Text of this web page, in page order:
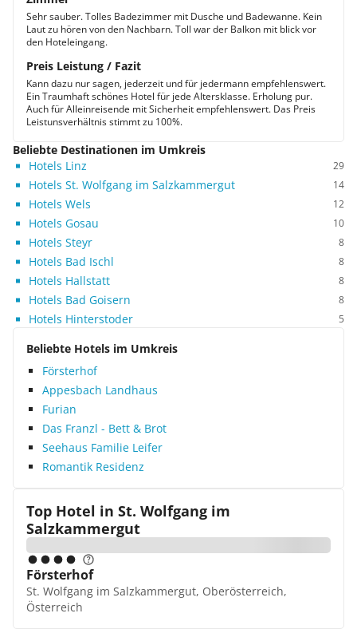
Sehr sauber. Tolles Badezimmer mit Dusche und Badewanne. Kein
Laut zu hören von den Nachbarn. Toll war der Balkon mit blick vor
den Hoteleingang.
Preis Leistung / Fazit
Kann dazu nur sagen, jederzeit und für jedermann empfehlenswert.
Ein Traumhaft schönes Hotel für jede Altersklasse. Erholung pur.
Auch für Alleinreisende mit Sicherheit empfehlenswert. Das Preis
Leistunsverhältnis stimmt zu 100%.
Beliebte Destinationen im Umkreis
Hotels Linz
29
Hotels St. Wolfgang im Salzkammergut 14
Hotels Wels 12
Hotels Gosau 10
Hotels Steyr 8
Hotels Bad Ischl 8
Hotels Hallstatt 8
Hotels Bad Goisern 8
Hotels Hinterstoder 5
Beliebte Hotels im Umkreis
Försterhof
Appesbach Landhaus
Furian
Das Franzl - Bett & Brot
Seehaus Familie Leifer
Romantik Residenz
Top Hotel in St. Wolfgang im
Salzkammergut
Försterhof
St. Wolfgang im Salzkammergut, Oberösterreich,
Österreich